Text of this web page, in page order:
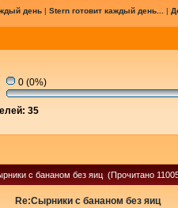
день| Stern готовит каждый день... |
0 (0%)
35
с бананом без яиц (Прочитано
Re:Сырники с бананом без яиц